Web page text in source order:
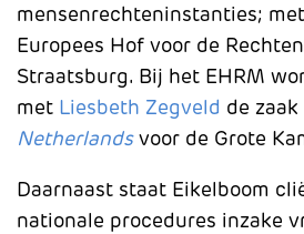
mensenrechteninstanties;
Europees Hof voor de
Straatsburg. Bij het EHRM
met Liesbeth Zegveld de zaak
Netherlands voor de Grote
Daarnaast staat Eikelboom
nationale procedures inzake